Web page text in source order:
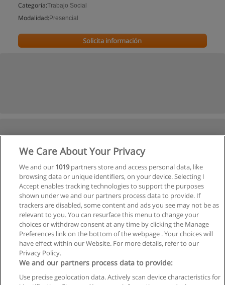
Categoría:Trabajo Social
Modalidad: Presencial
Solicita información
We Care About Your Privacy
We and our 1019partners store and access personal data, like
browsing data or unique identifiers, on your device. Selecting I
Accept enables tracking technologies to support the purposes
shown under we and our partners process data to provide. If
trackers are disabled, some content and ads you see may not be as
relevant to you. You can resurface this menu to change your
choices or withdraw consent at any time by clicking the Manage
Preferences link on the bottom of the webpage . Your choices will
have effect within our Website. For more details, refer to our
Privacy Policy.
We and our partners process data to provide:
Use precise geolocation data. Actively scan device characteristics for